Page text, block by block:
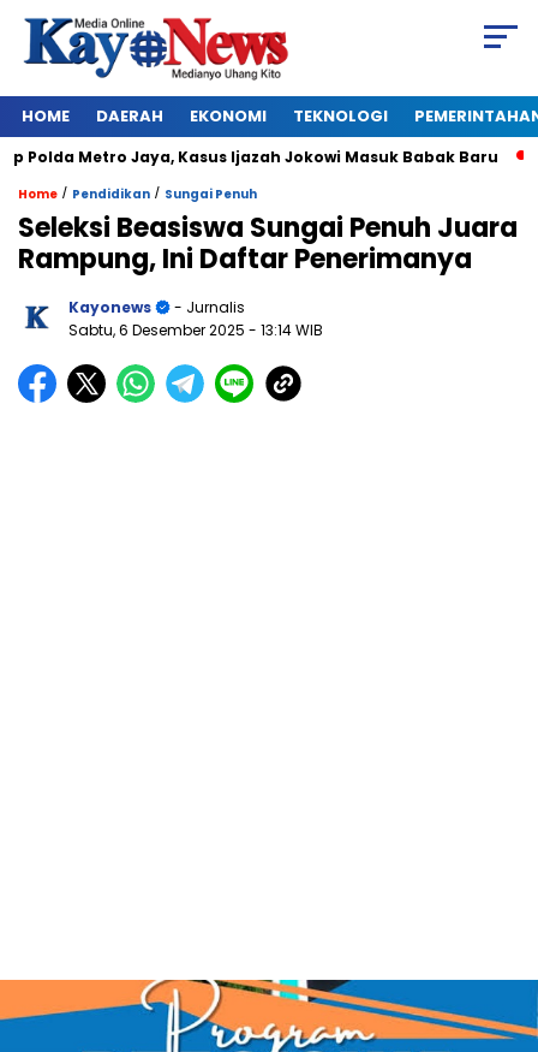
HOME DAERAH EKONOMI TEKNOLOGI
Metro Jaya, Kasus Ijazah Jokowi Masuk Babak Baru
Home / Pendidikan / Sungai Penuh
Seleksi Beasiswa Sungai Penuh Juara
Rampung, Ini Daftar Penerimanya
Kayonews
- Jurnalis
Sabtu, 6 Desember 2025 - 13:14 WIB